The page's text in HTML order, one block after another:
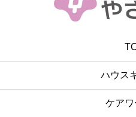
ハウス
ケア